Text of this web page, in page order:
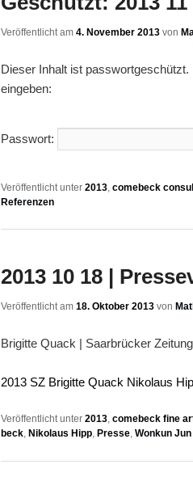
Veröffentlicht am 4. November 2013 von
Dieser Inhalt ist
eingeben:
Passwort:
Veröffentlicht unter 2013 comebeck
Referenzen
2013 10 18 |
Veröffentlicht am 18. Oktober 2013 von
Brigitte Quack | Saarbrücker
2013 SZ Brigitte Quack Nikolaus
Veröffentlicht unter 2013, comebeck fine
beck, Nikolaus Hipp, Presse, Wonkun Jun